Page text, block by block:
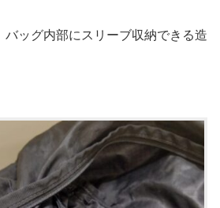
バッグ内部にスリーブ収納できる造